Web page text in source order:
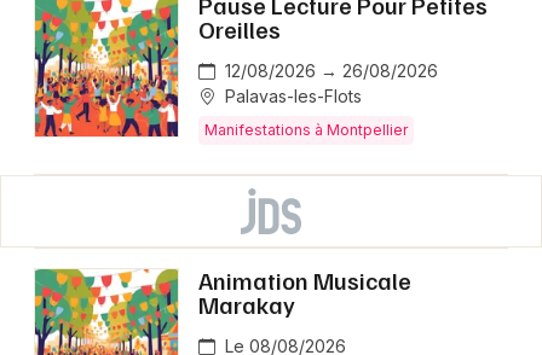
Oreilles
12/08/2026 → 26/08/2026
Palavas-les-Flots
Manifestations à Montpellier
Animation Musicale
Marakay
Le 08/08/2026